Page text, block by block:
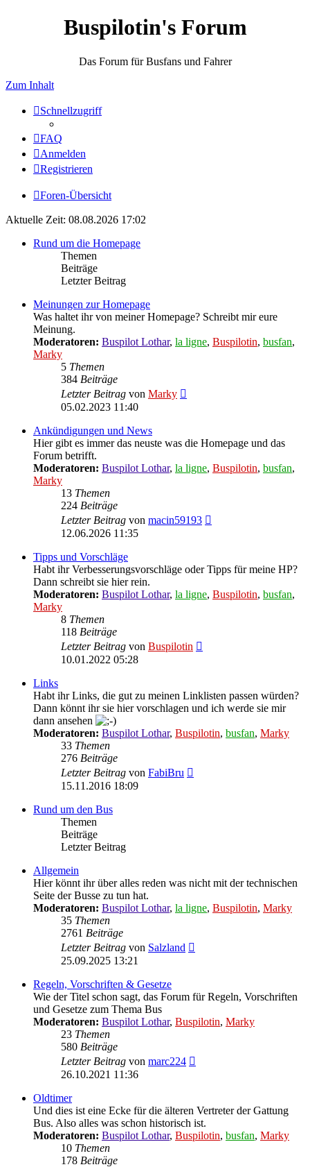
Buspilotin's Forum
Das Forum für Busfans und Fahrer
Zum Inhalt
Schnellzugriff
FAQ
Anmelden
Registrieren
Foren-Übersicht
Aktuelle Zeit: 08.08.2026 17:02
Rund um die Homepage
Themen
Beiträge
Letzter Beitrag
Meinungen zur Homepage
Was haltet ihr von meiner Homepage? Schreibt mir eure
Meinung.
Moderatoren: Buspilot Lothar, la ligne, Buspilotin, busfan,
Marky
5 Themen
384 Beiträge
Letzter Beitrag von Marky
05.02.2023 11:40
Ankündigungen und News
Hier gibt es immer das neuste was die Homepage und das
Forum betrifft.
Moderatoren: Buspilot Lothar, la ligne, Buspilotin, busfan,
Marky
13 Themen
224 Beiträge
Letzter Beitrag von macin59193
12.06.2026 11:35
Tipps und Vorschläge
Habt ihr Verbesserungsvorschläge oder Tipps für meine HP?
Dann schreibt sie hier rein.
Moderatoren: Buspilot Lothar, la ligne, Buspilotin, busfan,
Marky
8 Themen
118 Beiträge
Letzter Beitrag von Buspilotin
10.01.2022 05:28
Links
Habt ihr Links, die gut zu meinen Linklisten passen würden?
Dann könnt ihr sie hier vorschlagen und ich werde sie mir
dann ansehen
Moderatoren: Buspilot Lothar, Buspilotin, busfan, Marky
33 Themen
276 Beiträge
Letzter Beitrag von FabiBru
15.11.2016 18:09
Rund um den Bus
Themen
Beiträge
Letzter Beitrag
Allgemein
Hier könnt ihr über alles reden was nicht mit der technischen
Seite der Busse zu tun hat.
Moderatoren: Buspilot Lothar, la ligne, Buspilotin, Marky
35 Themen
2761 Beiträge
Letzter Beitrag von Salzland
25.09.2025 13:21
Regeln, Vorschriften & Gesetze
Wie der Titel schon sagt, das Forum für Regeln, Vorschriften
und Gesetze zum Thema Bus
Moderatoren: Buspilot Lothar, Buspilotin, Marky
23 Themen
580 Beiträge
Letzter Beitrag von marc224
26.10.2021 11:36
Oldtimer
Und dies ist eine Ecke für die älteren Vertreter der Gattung
Bus. Also alles was schon historisch ist.
Moderatoren: Buspilot Lothar, Buspilotin, busfan, Marky
10 Themen
178 Beiträge